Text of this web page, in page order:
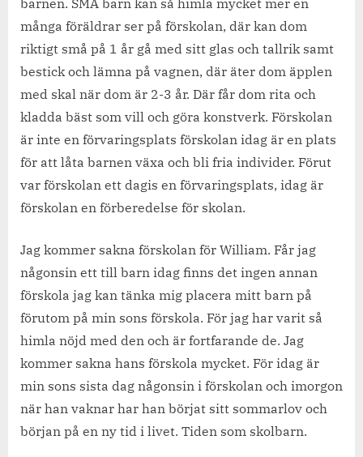
många föräldrar ser på förskolan, där kan dom
riktigt små på 1 år gå med sitt glas och tallrik samt
bestick och lämna på vagnen, där äter dom äpplen
med skal när dom är 2-3 år. Där får dom rita och
kladda bäst som vill och göra konstverk. Förskolan
är inte en förvaringsplats förskolan idag är en plats
för att låta barnen växa och bli fria individer. Förut
var förskolan ett dagis en förvaringsplats, idag är
förskolan en förberedelse för skolan.
Jag kommer sakna förskolan för William. Får jag
någonsin ett till barn idag finns det ingen annan
förskola jag kan tänka mig placera mitt barn på
förutom på min sons förskola. För jag har varit så
himla nöjd med den och är fortfarande de. Jag
kommer sakna hans förskola mycket. För idag är
min sons sista dag någonsin i förskolan och imorgon
när han vaknar har han börjat sitt sommarlov och
början på en ny tid i livet. Tiden som skolbarn.